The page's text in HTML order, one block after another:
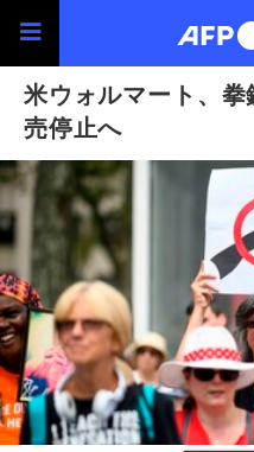
米ウォルマート、
売停止へ